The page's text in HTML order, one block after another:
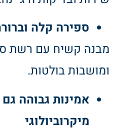
ספירה קלה
מבנה קשיח עם רשת
ומושבות בולטות.
אמינות גבוהה
מיקרוביולוגי